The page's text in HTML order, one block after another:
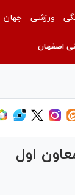
ورزشی جهان
اصفهان
معاون اول